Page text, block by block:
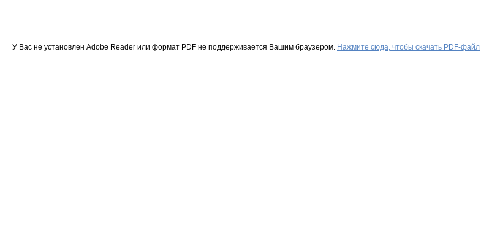
У Вас не установлен Adobe Reader или формат PDF не поддерживается Вашим браузером. Нажмите сюда, чтобы скачать PDF-файл